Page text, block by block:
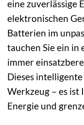
eine zuverlässige
elektronischen
Batterien im
tauchen Sie ein in
immer
Dieses
Werkzeug – es ist
Energie und